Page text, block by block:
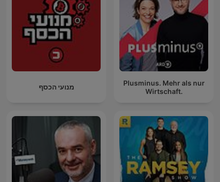
מנועי הכסף
Plusminus. Mehr als nur
Wirtschaft.